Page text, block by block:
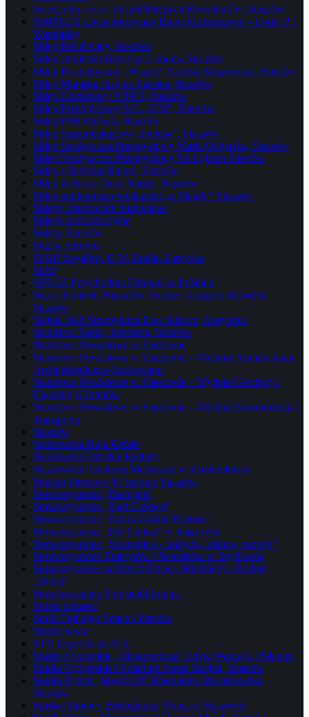
Secesja Sp. z o.o. Zespół Biegłych Rewidentów, Staszów
SIMPLEX Licencjonowane Biuro Rachunkowe – Łodej P. i
Wspólnicy
Sklep Bieliźniany, Staszów
Sklep Jubilerski Krystyna Łoboda, Staszów
Sklep Kosmetyczny „Wispol”, Galeria Staszowska, Staszów
Sklep Maraska Justyna Zaleśna, Staszów
Sklep Odzieżowy VINCI, Staszów
Sklep Przemysłowy S.C. „KM”, Staszów
Sklep PSB Mrówka Staszów
Sklep Samoobsługowy „Helena”, Staszów
Sklep Spożywczo-Przemysłowy Maria Olejarska, Staszów
Sklep Spożywczo-Przemysłowy Na Łąkach Staszów
Sklep z Bielizną Halpol, Staszów
Sklep Zielarski Dary Natury, Staszów
Sklep zoologiczno-wędkarski „u Magdy” Staszów
Sklepy i hurtownie budowlane
Sklepy motoryzacyjne
Sklepy Staszów
Służba zdrowia
SPAR Szydłów, P. W. Emilia Zarzycka
Sport
SPZOZ Przychodnia Zdrowia w Połańcu
Stacja Kontroli Pojazdów Trucker Grzegorz Stondzik
Staszów
Stajnia Nad Strumykiem Ewa Subocz, Korytnica
Stanisław Siatka, internista, Staszów
Starostwo Powiatowe w Staszowie
Starostwo Powiatowe w Staszowie – Wydział Administracji
Architektoniczno-Budowlanej
Starostwo Powiatowe w Staszowie – Wydział Geodezji i
Ewidencji Gruntów
Starostwo Powiatowe w Staszowie – Wydział Komunikacji i
Transportu
Staszów
Staszowska Buła Kebab
Staszowski Ośrodek Kultury
Staszowskie Centrum Medyczne w Koniemłotach
Stoisko Firmowe 4F Spokey Staszów
Stowarzyszenie „Buczyna”
Stowarzyszenie „Nad Ciekącą”
Stowarzyszenie „Nasza Gmina Bogoria”
Stowarzyszenie „Pro Civitas” w Staszowie
Stowarzyszenie „Szczeglice – tradycja, kultura, rozwój”
Stowarzyszenie Emerytów i Rencistów w Szydłowie
Stowarzyszenie na Rzecz Dzieci, Młodzieży i Rodzin
„Bliżej”
Stowarzyszenie Przyjaciół Łubnic
Straże pożarne
Strefa Dobrego Smaku Staszów
Strony www
STU Ergo Hestia S.A.
Studio Fryzjerskie „Metamorfoza” Edyta Walczyk, Połaniec
Studio Fryzjerskie i Solarium Aneta Strojna, Staszów
Studio Fryzur „Magda M” Magdalena Maruszewska,
Staszów
Studio Odnowy Biologicznej Mona w Staszowie